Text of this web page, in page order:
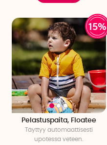
15%
Pelastuspaita, Floatee
Täyttyy automaattisesti
upotessa veteen.